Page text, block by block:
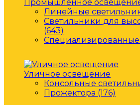
Промышленное
Линейные
Светильники для
(643)
Специализированные
Уличное освещение
Консольные
Прожектора (176)